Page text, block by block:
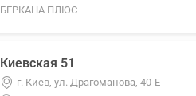
БЕРКАНА ПЛЮС
Киевская 51
г. Киев, ул. Драгоманова, 40-Е